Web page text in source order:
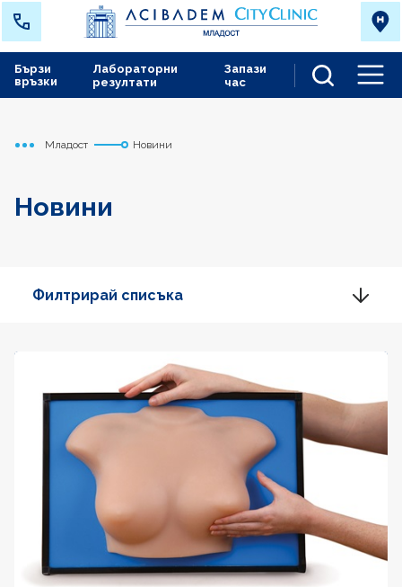
Лабораторни
резултати
Запази
час
Бързи
връзки
Начало
Младост Новини
Новини
Филтрирай списъка